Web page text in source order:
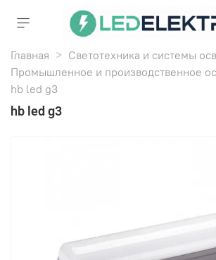
Главная
Светотехника и системы
Промышленное и производственное
hb led g3
hb led g3